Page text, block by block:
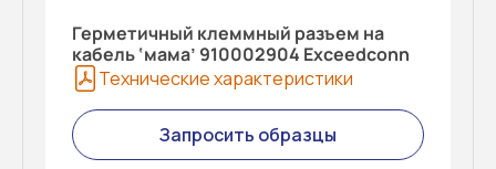
Герметичный клеммный разъем на
кабель ‘мама’ 910002904 Exceedconn
Технические характеристики
Запросить образцы